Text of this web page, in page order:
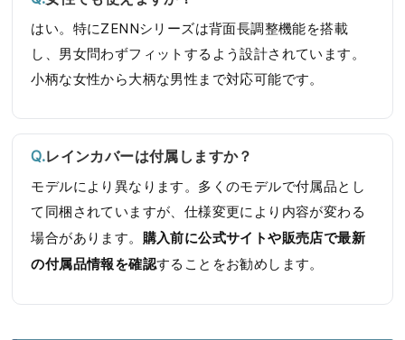
はい。特にZENNシリーズは背面長調整機能を搭載
し、男女問わずフィットするよう設計されています。
小柄な女性から大柄な男性まで対応可能です。
レインカバーは付属しますか？
モデルにより異なります。多くのモデルで付属品とし
て同梱されていますが、仕様変更により内容が変わる
場合があります。 購入前に公式サイトや販売店で最新
の付属品情報を確認することをお勧めします。